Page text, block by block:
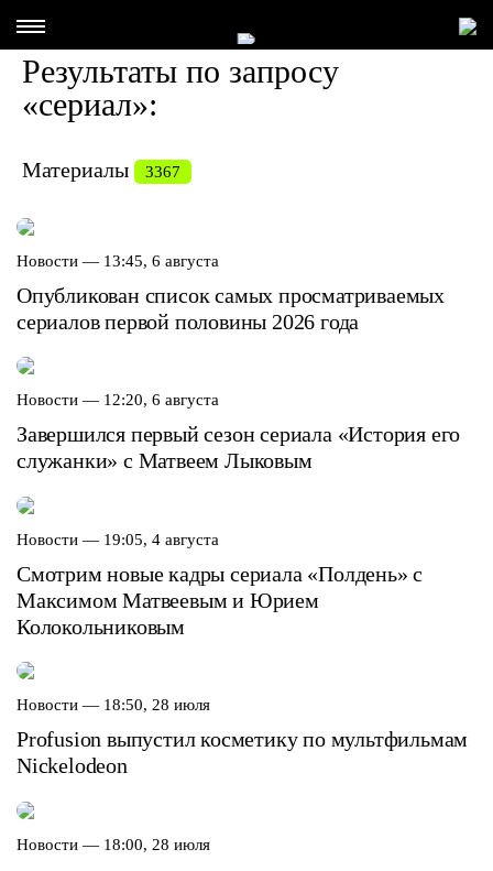
Результаты по запросу
«сериал»:
Материалы 3367
Новости — 13:45, 6 августа
Опубликован список самых просматриваемых
сериалов первой половины 2026 года
Новости — 12:20, 6 августа
Завершился первый сезон сериала «История его
служанки» с Матвеем Лыковым
Новости — 19:05, 4 августа
Смотрим новые кадры сериала «Полдень» с
Максимом Матвеевым и Юрием
Колокольниковым
Новости — 18:50, 28 июля
Profusion выпустил косметику по мультфильмам
Nickelodeon
Новости — 18:00, 28 июля